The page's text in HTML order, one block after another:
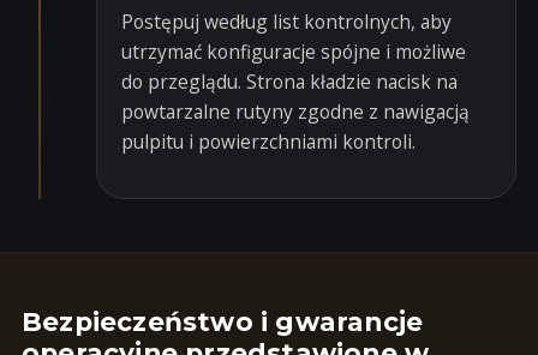
Postępuj według list kontrolnych, aby
utrzymać konfiguracje spójne i możliwe
do przeglądu. Strona kładzie nacisk na
powtarzalne rutyny zgodne z nawigacją
pulpitu i powierzchniami kontroli.
Bezpieczeństwo i gwarancje